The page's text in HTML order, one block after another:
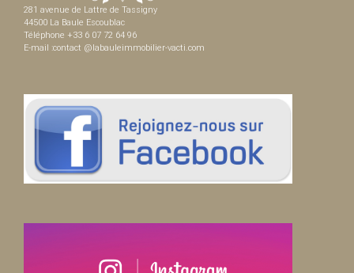
281 avenue de Lattre de Tassigny
44500 La Baule Escoublac
Téléphone +33 6 07 72 64 96
E-mail :contact @labauleimmobilier-vacti.com